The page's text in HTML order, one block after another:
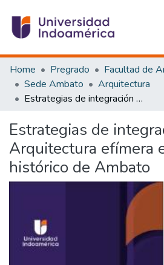
Communities & Collections
All of DSpace
Statistics
Home Pregrado
Sede Ambato
Arquitectura
Estrategias de integración de Arquitectura efímera en el centro histórico de Ambato
Estrategias de
Arquitectura efímera
histórico de Ambato